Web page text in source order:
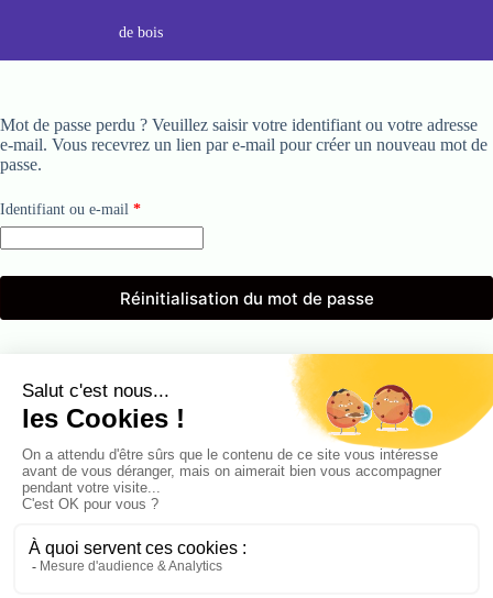
de bois
Mot de passe perdu ? Veuillez saisir votre identifiant ou votre adresse
e-mail. Vous recevrez un lien par e-mail pour créer un nouveau mot de
passe.
Identifiant ou e-mail *Obligatoire
Réinitialisation du mot de passe
La Palette de Bordeaux
Téléphone:
06.82.54.47.79
Mail:contact@lapalettedebordeaux.fr
Adresse: 139 Rue Emile Combes, 33270 Floirac